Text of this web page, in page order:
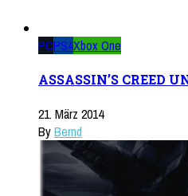
PCPS4Xbox One
ASSASSIN’S CREED
21. März 2014
ByBernd